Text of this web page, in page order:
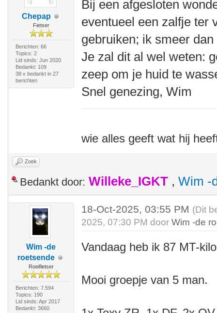
Chepap
Fietser
Berichten: 66
Topics: 2
Lid sinds: Jun 2020
Bedankt: 109
38 x bedankt in 27
berichten
Bij een afgesloten
eventueel een zalfje ter
gebruiken; ik smeer
Je zal dit al wel weten:
zeep om je huid te
Snel genezing, Wim
wie alles geeft wat hij
Zoek
Bedankt door: Willeke_IGKT , Wim -
Wim -de
roetsende
Roeifietser
Berichten: 7.594
Topics: 190
Lid sinds: Apr 2017
Bedankt: 3660
18-Oct-2025, 03:55 PM (Dit
2025, 07:30 PM doorWim -de
Vandaag heb ik 87 MT-
Mooi groepje van 5 man.